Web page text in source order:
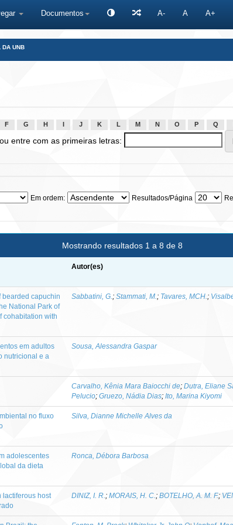
Documentos A- A A+
DA UNB
F G H J K L M N O P Q
ou entre com as primeiras letras:
Em ordem: Resultados/Página
Mostrando resultados 1 a 8 de 8
Autor(es)
bearded capuchin
National Park of
cohabitation with
Sabbatini, G. ; Stammati, M. ; Tavares, MCH. ;
em adultos
nutricional e a
Sousa, Alessandra Gaspar
Carvalho, Kênia Mara Baiocchi de; Dutra, Eliane
Pelucio; Gruezo, Nádia Dias; Ito, Marina Kiyomi
no fluxo
Silva, Dianne Michelle Alves da
adolescentes
da dieta
Ronca, Débora Barbosa
lactiferous host
DINIZ, I. R. ; MORAIS, H. C. ; BOTELHO, A. M. F.;